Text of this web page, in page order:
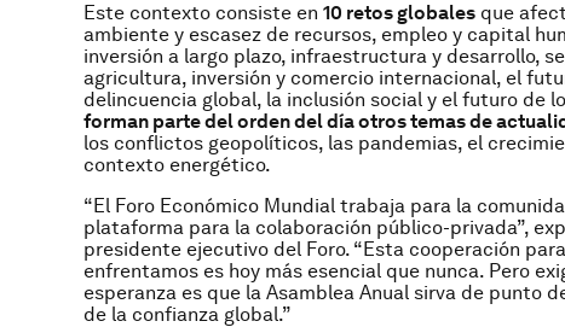
Este contexto consiste en 10 retos globales que
ambiente y escasez de recursos, empleo y capital
inversión a largo plazo, infraestructura y desarrollo,
agricultura, inversión y comercio internacional, el
delincuencia global, la inclusión social y el futuro de
forman parte del orden del día otros temas de
los conflictos geopolíticos, las pandemias, el
contexto energético.
“El Foro Económico Mundial trabaja para la
plataforma para la colaboración público-privada”,
presidente ejecutivo del Foro. “Esta cooperación
enfrentamos es hoy más esencial que nunca. Pero
esperanza es que la Asamblea Anual sirva de punto
de la confianza global.”